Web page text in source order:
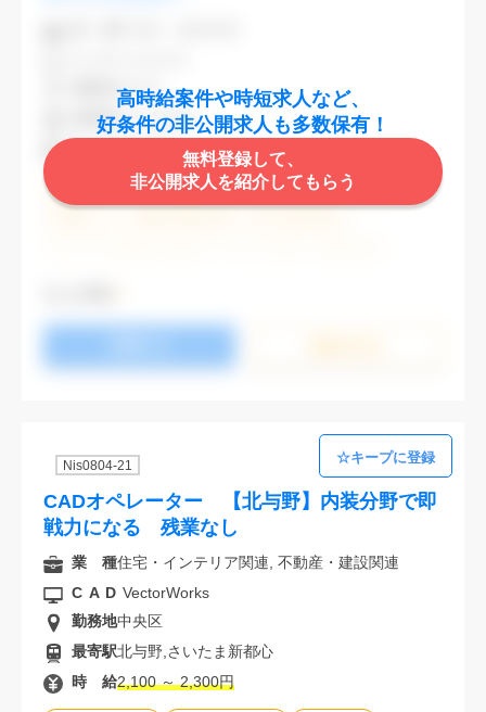
高時給案件や時短求人など、
好条件の非公開求人も多数保有！
無料登録して、
非公開求人を紹介してもらう
土日祝休み (土日祝がすべて休日である仕事)
勤務地渋谷区
最寄駅渋谷,表参道
Nis0804-21
CADオペレーター 【北与野】内装分野で即
戦力になる 残業なし
業 種住宅・インテリア関連, 不動産・建設関連
CAD VectorWorks
勤務地中央区
最寄駅北与野,さいたま新都心
時 給2,100 ～ 2,300円